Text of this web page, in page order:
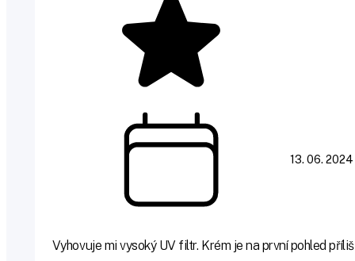
13. 06. 2024
Vyhovuje mi vysoký UV filtr. Krém je na první pohled